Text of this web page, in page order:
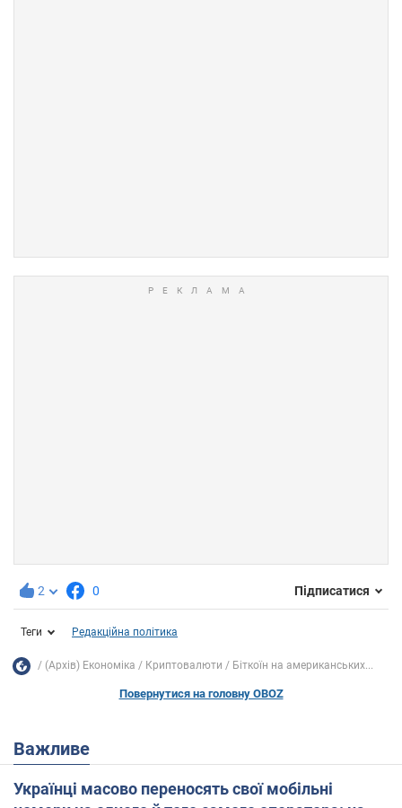
2 0 Підписатися
Теги Редакційна політика
(Архів) Економіка Криптовалюти Біткоїн на американських...
Повернутися на головну OBOZ
Важливе
Українці масово переносять свої мобільні